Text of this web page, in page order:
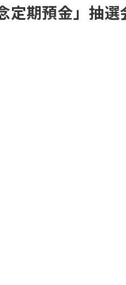
定期預金」抽